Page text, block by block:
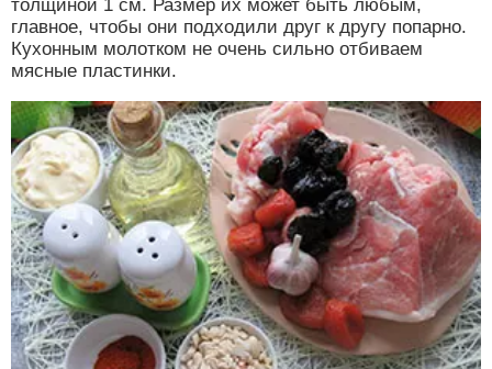
толщиной 1 см. Размер их может быть любым,
главное, чтобы они подходили друг к другу попарно.
Кухонным молотком не очень сильно отбиваем
мясные пластинки.